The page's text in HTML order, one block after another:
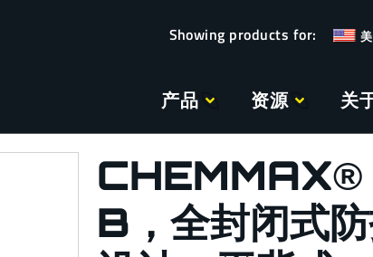
产品 资源 关
B，全封闭式